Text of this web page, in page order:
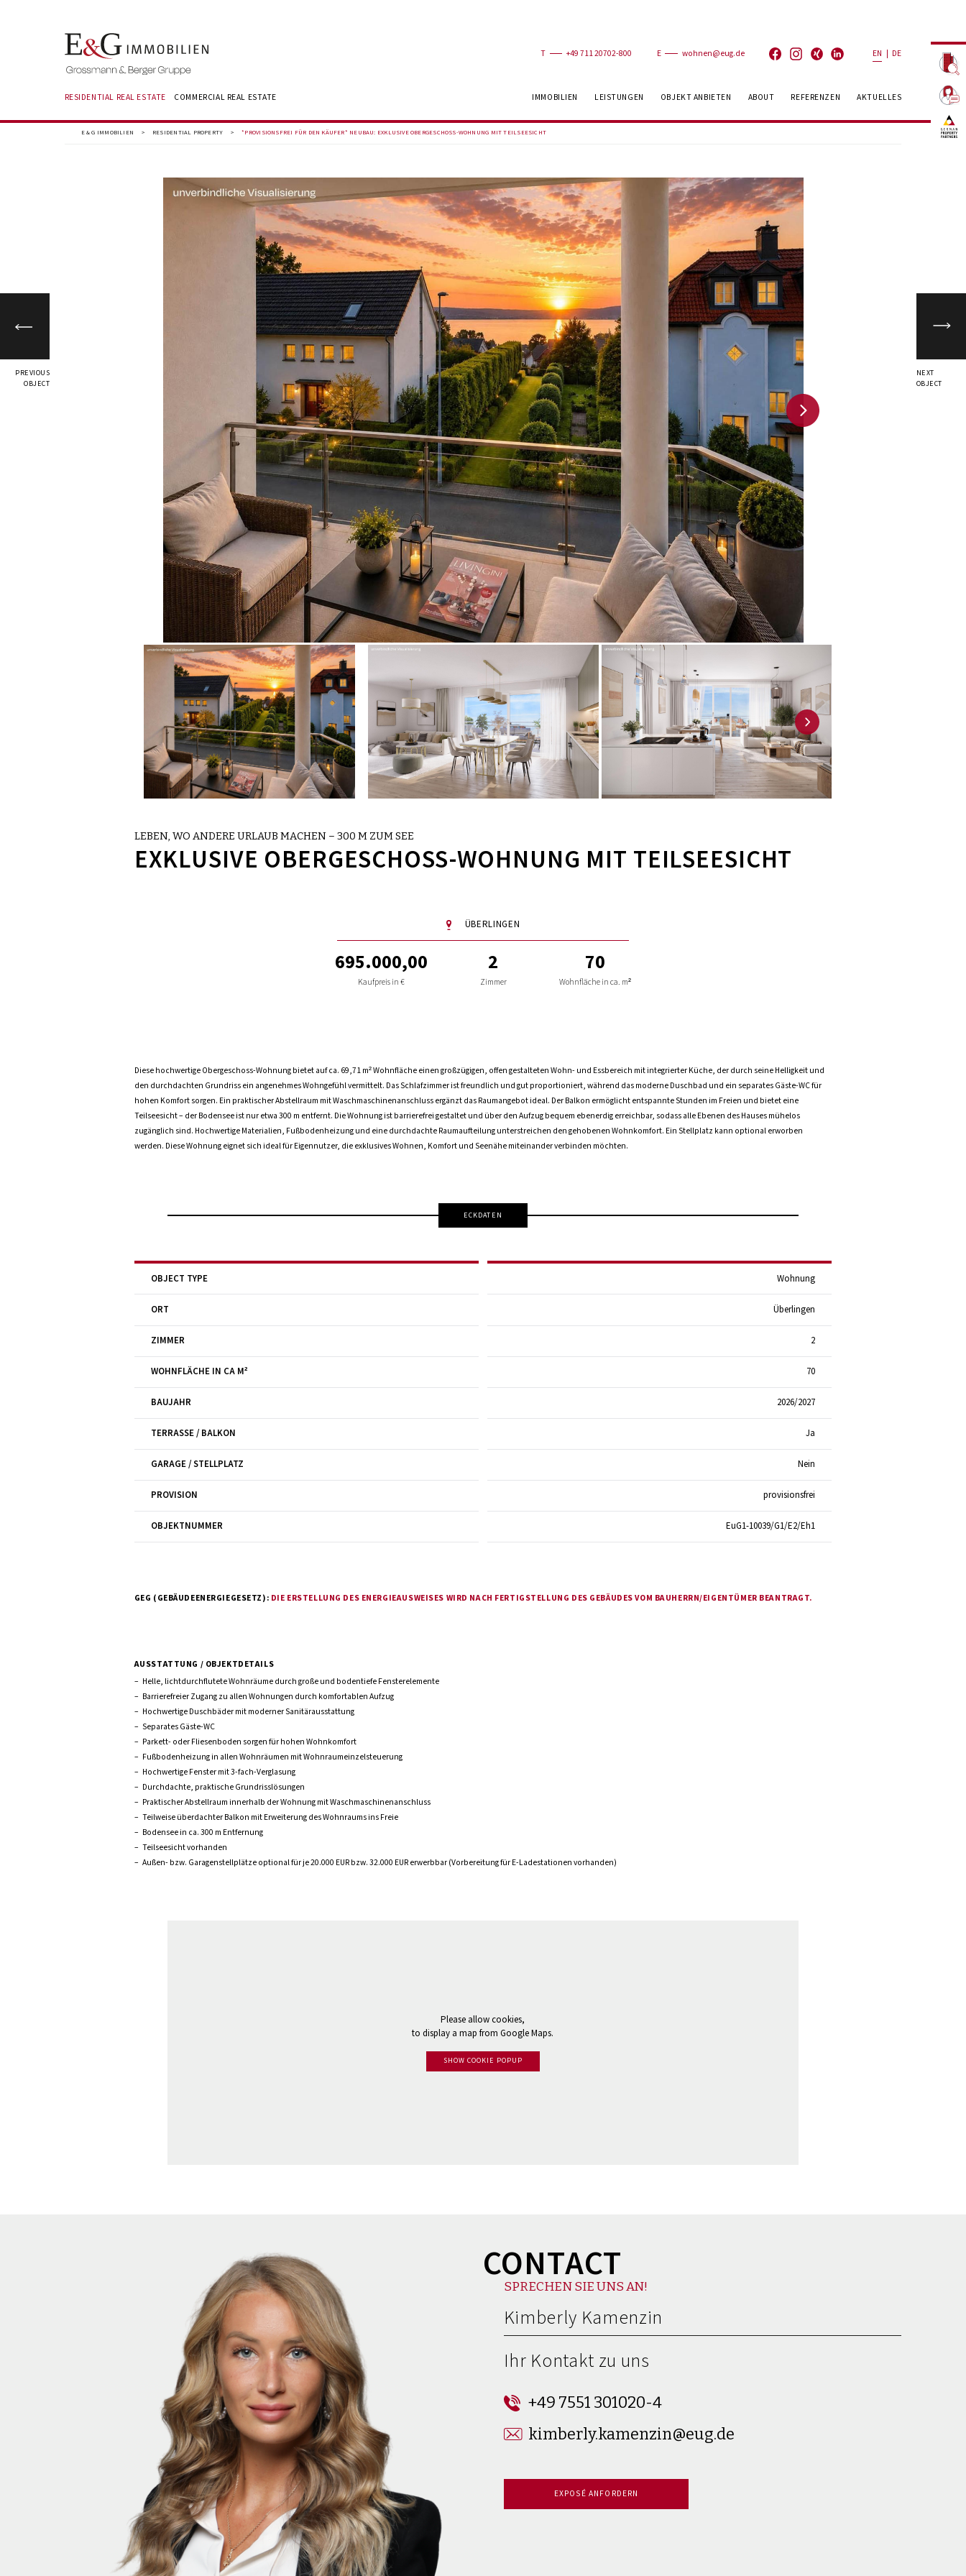
T +49 711 20702-800 E wohnen@eug.de EN DE
RESIDENTIAL REAL ESTATE COMMERCIAL REAL ESTATE IMMOBILIEN LEISTUNGEN OBJEKT ANBIETEN ABOUT REFERENZEN AKTUELLES
E & G IMMOBILIEN > RESIDENTIAL PROPERTY > *PROVISIONSFREI FÜR DEN KÄUFER* NEUBAU: EXKLUSIVE OBERGESCHOSS-WOHNUNG MIT TEILSEESICHT
PREVIOUS
OBJECT
NEXT
OBJECT
LEBEN, WO ANDERE URLAUB MACHEN – 300 M ZUM SEE
EXKLUSIVE OBERGESCHOSS-WOHNUNG MIT TEILSEESICHT
ÜBERLINGEN
695.000,00
Kaufpreis in €
2
Zimmer
70
Wohnfläche in ca. m²
Diese hochwertige Obergeschoss-Wohnung bietet auf ca. 69,71 m² Wohnfläche einen großzügigen, offen gestalteten Wohn- und Essbereich mit integrierter Küche, der durch seine Helligkeit und
den durchdachten Grundriss ein angenehmes Wohngefühl vermittelt. Das Schlafzimmer ist freundlich und gut proportioniert, während das moderne Duschbad und ein separates Gäste-WC für
hohen Komfort sorgen. Ein praktischer Abstellraum mit Waschmaschinenanschluss ergänzt das Raumangebot ideal. Der Balkon ermöglicht entspannte Stunden im Freien und bietet eine
Teilseesicht – der Bodensee ist nur etwa 300 m entfernt. Die Wohnung ist barrierefrei gestaltet und über den Aufzug bequem ebenerdig erreichbar, sodass alle Ebenen des Hauses mühelos
zugänglich sind. Hochwertige Materialien, Fußbodenheizung und eine durchdachte Raumaufteilung unterstreichen den gehobenen Wohnkomfort. Ein Stellplatz kann optional erworben
werden. Diese Wohnung eignet sich ideal für Eigennutzer, die exklusives Wohnen, Komfort und Seenähe miteinander verbinden möchten.
ECKDATEN
OBJECT TYPE Wohnung
ORT Überlingen
ZIMMER 2
WOHNFLÄCHE IN CA M² 70
BAUJAHR 2026/2027
TERRASSE / BALKON Ja
GARAGE / STELLPLATZ Nein
PROVISION provisionsfrei
OBJEKTNUMMER EuG1-10039/G1/E2/Eh1
GEG (GEBÄUDEENERGIEGESETZ): DIE ERSTELLUNG DES ENERGIEAUSWEISES WIRD NACH FERTIGSTELLUNG DES GEBÄUDES VOM BAUHERRN/EIGENTÜMER BEANTRAGT.
AUSSTATTUNG / OBJEKTDETAILS
– Helle, lichtdurchflutete Wohnräume durch große und bodentiefe Fensterelemente
– Barrierefreier Zugang zu allen Wohnungen durch komfortablen Aufzug
– Hochwertige Duschbäder mit moderner Sanitärausstattung
– Separates Gäste-WC
– Parkett- oder Fliesenboden sorgen für hohen Wohnkomfort
– Fußbodenheizung in allen Wohnräumen mit Wohnraumeinzelsteuerung
– Hochwertige Fenster mit 3-fach-Verglasung
– Durchdachte, praktische Grundrisslösungen
– Praktischer Abstellraum innerhalb der Wohnung mit Waschmaschinenanschluss
– Teilweise überdachter Balkon mit Erweiterung des Wohnraums ins Freie
– Bodensee in ca. 300 m Entfernung
– Teilseesicht vorhanden
– Außen- bzw. Garagenstellplätze optional für je 20.000 EUR bzw. 32.000 EUR erwerbbar (Vorbereitung für E-Ladestationen vorhanden)
Please allow cookies,
to display a map from Google Maps.
SHOW COOKIE POPUP
CONTACT
SPRECHEN SIE UNS AN!
Kimberly Kamenzin
Ihr Kontakt zu uns
+49 7551 301020-4
kimberly.kamenzin@eug.de
EXPOSÉ ANFORDERN